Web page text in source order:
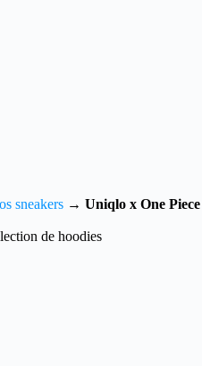
sneakers → Uniqlo x One Piece
de hoodies